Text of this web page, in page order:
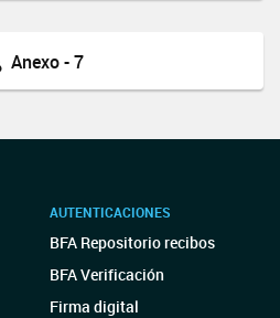
Anexo - 7
AUTENTICACIONES
BFA Repositorio recibos
BFA Verificación
Firma digital